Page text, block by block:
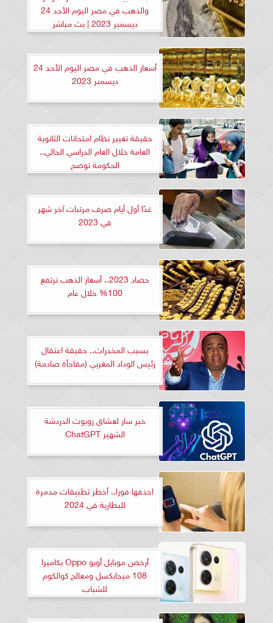
والذهب في مصر اليوم الأحد 24
ديسمبر 2023 | بث مباشر
أسعار الذهب في مصر اليوم الأحد 24
ديسمبر 2023
حقيقة تغيير نظام امتحانات الثانوية
العامة خلال العام الدراسي الحالي..
الحكومة توضح
غدًا أول أيام صرف مرتبات آخر شهر
في 2023
حصاد 2023.. أسعار الذهب ترتفع
100% خلال عام
بسبب المخدرات.. حقيقة اعتقال
رئيس الوداد المغربي (مفاجأة صادمة)
خبر سار لعشاق روبوت الدردشة
الشهير ChatGPT
احذفها فورا.. أخطر تطبيقات مدمرة
للبطارية في 2024
أرخص موبايل أوبو Oppo بكاميرا
108 ميجابكسل ومعالج كوالكوم
للشباب